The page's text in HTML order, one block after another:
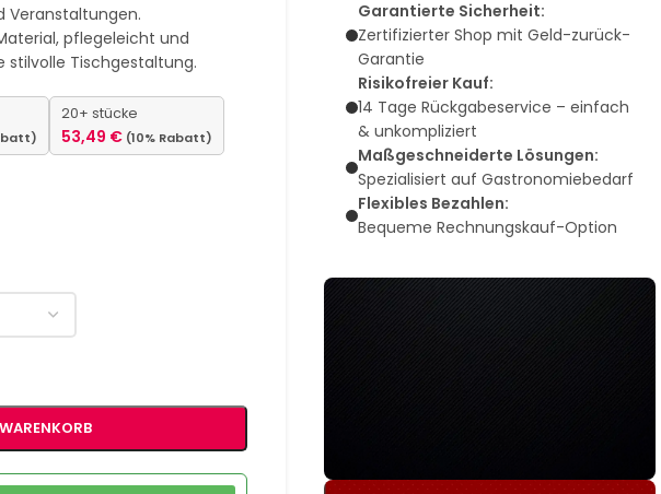
Veranstaltungen.
pflegeleicht und
stilvolle Tischgestaltung.
20+ stücke
53,49 € (10% Rabatt)
Garantierte Sicherheit:
Zertifizierter Shop mit Geld-zurück-
Garantie
Risikofreier Kauf:
14 Tage Rückgabeservice – einfach
& unkompliziert
Maßgeschneiderte Lösungen:
Spezialisiert auf Gastronomiebedarf
Flexibles Bezahlen:
Bequeme Rechnungskauf-Option